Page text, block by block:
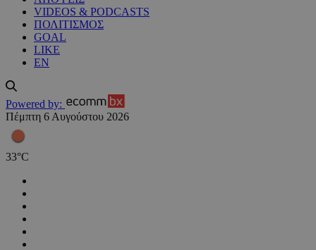
VIDEOS & PODCASTS
ΠΟΛΙΤΙΣΜΟΣ
GOAL
LIKE
EN
Powered by:
Πέμπτη 6 Αυγούστου 2026
33°C